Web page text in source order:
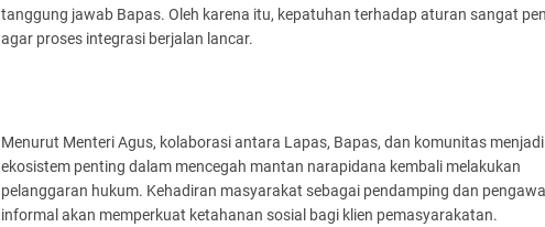
tanggung jawab Bapas. Oleh karena itu, kepatuhan terhadap aturan sangat
agar proses integrasi berjalan lancar.
Menurut Menteri Agus, kolaborasi antara Lapas, Bapas, dan komunitas menjadi
ekosistem penting dalam mencegah mantan narapidana kembali melakukan
pelanggaran hukum. Kehadiran masyarakat sebagai pendamping dan
informal akan memperkuat ketahanan sosial bagi klien pemasyarakatan.